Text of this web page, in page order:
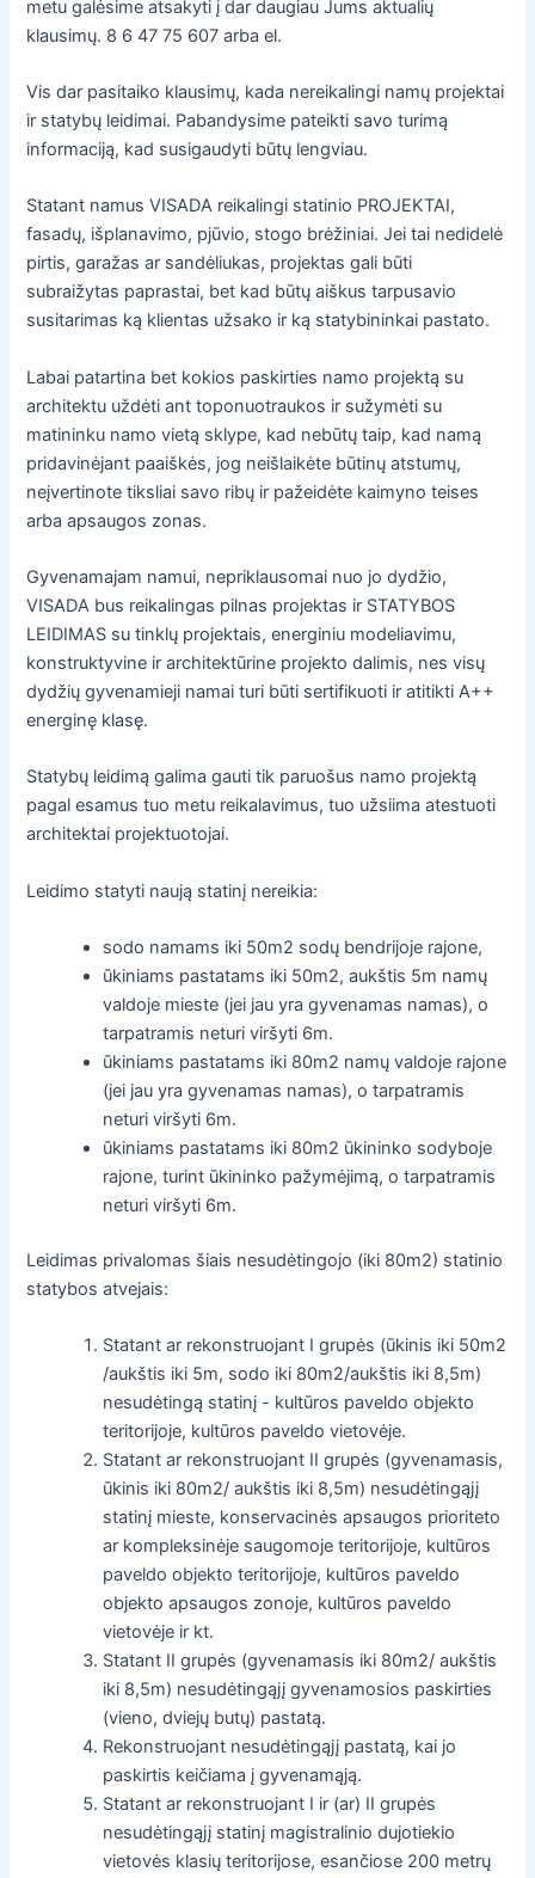
metu galėsime atsakyti į dar daugiau Jums aktualių
klausimų. 8 6 47 75 607 arba el.
Vis dar pasitaiko klausimų, kada nereikalingi namų projektai
ir statybų leidimai. Pabandysime pateikti savo turimą
informaciją, kad susigaudyti būtų lengviau.
Statant namus VISADA reikalingi statinio PROJEKTAI,
fasadų, išplanavimo, pjūvio, stogo brėžiniai. Jei tai nedidelė
pirtis, garažas ar sandėliukas, projektas gali būti
subraižytas paprastai, bet kad būtų aiškus tarpusavio
susitarimas ką klientas užsako ir ką statybininkai pastato.
Labai patartina bet kokios paskirties namo projektą su
architektu uždėti ant toponuotraukos ir sužymėti su
matininku namo vietą sklype, kad nebūtų taip, kad namą
pridavinėjant paaiškės, jog neišlaikėte būtinų atstumų,
neįvertinote tiksliai savo ribų ir pažeidėte kaimyno teises
arba apsaugos zonas.
Gyvenamajam namui, nepriklausomai nuo jo dydžio,
VISADA bus reikalingas pilnas projektas ir STATYBOS
LEIDIMAS su tinklų projektais, energiniu modeliavimu,
konstruktyvine ir architektūrine projekto dalimis, nes visų
dydžių gyvenamieji namai turi būti sertifikuoti ir atitikti A++
energinę klasę.
Statybų leidimą galima gauti tik paruošus namo projektą
pagal esamus tuo metu reikalavimus, tuo užsiima atestuoti
architektai projektuotojai.
Leidimo statyti naują statinį nereikia:
sodo namams iki 50m2 sodų bendrijoje rajone,
ūkiniams pastatams iki 50m2, aukštis 5m namų
valdoje mieste (jei jau yra gyvenamas namas), o
tarpatramis neturi viršyti 6m.
ūkiniams pastatams iki 80m2 namų valdoje rajone
(jei jau yra gyvenamas namas), o tarpatramis
neturi viršyti 6m.
ūkiniams pastatams iki 80m2 ūkininko sodyboje
rajone, turint ūkininko pažymėjimą, o tarpatramis
neturi viršyti 6m.
Leidimas privalomas šiais nesudėtingojo (iki 80m2) statinio
statybos atvejais:
Statant ar rekonstruojant I grupės (ūkinis iki 50m2
/aukštis iki 5m, sodo iki 80m2/aukštis iki 8,5m)
nesudėtingą statinį - kultūros paveldo objekto
teritorijoje, kultūros paveldo vietovėje.
Statant ar rekonstruojant II grupės (gyvenamasis,
ūkinis iki 80m2/ aukštis iki 8,5m) nesudėtingąjį
statinį mieste, konservacinės apsaugos prioriteto
ar kompleksinėje saugomoje teritorijoje, kultūros
paveldo objekto teritorijoje, kultūros paveldo
objekto apsaugos zonoje, kultūros paveldo
vietovėje ir kt.
Statant II grupės (gyvenamasis iki 80m2/ aukštis
iki 8,5m) nesudėtingąjį gyvenamosios paskirties
(vieno, dviejų butų) pastatą.
Rekonstruojant nesudėtingąjį pastatą, kai jo
paskirtis keičiama į gyvenamąją.
Statant ar rekonstruojant I ir (ar) II grupės
nesudėtingąjį statinį magistralinio dujotiekio
vietovės klasių teritorijose, esančiose 200 metrų